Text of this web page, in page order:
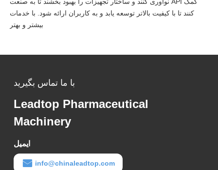
کنند تا با کیفیت بالاتر توسعه یابد و به کاربران ارائه شود. با خدمات
بیشتر و بهتر
با ما تماس بگیرید
Leadtop Pharmaceutical
Machinery
ایمیل
info@chinaleadtop.com